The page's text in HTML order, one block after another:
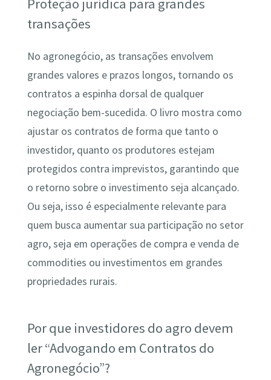
Proteção jurídica para grandes
transações
No agronegócio, as transações envolvem
grandes valores e prazos longos, tornando os
contratos a espinha dorsal de qualquer
negociação bem-sucedida. O livro mostra como
ajustar os contratos de forma que tanto o
investidor, quanto os produtores estejam
protegidos contra imprevistos, garantindo que
o retorno sobre o investimento seja alcançado.
Ou seja, isso é especialmente relevante para
quem busca aumentar sua participação no setor
agro, seja em operações de compra e venda de
commodities ou investimentos em grandes
propriedades rurais.
Por que investidores do agro devem
ler “Advogando em Contratos do
Agronegócio”?